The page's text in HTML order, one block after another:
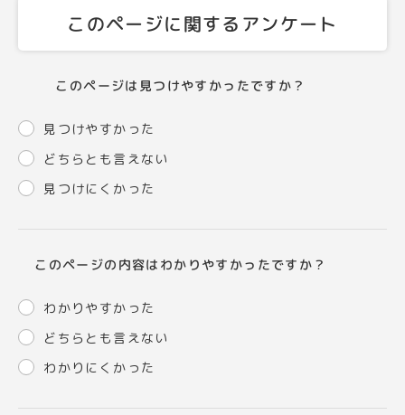
このページに関するアンケート
このページは見つけやすかったですか？
見つけやすかった
どちらとも言えない
見つけにくかった
このページの内容はわかりやすかったですか？
わかりやすかった
どちらとも言えない
わかりにくかった